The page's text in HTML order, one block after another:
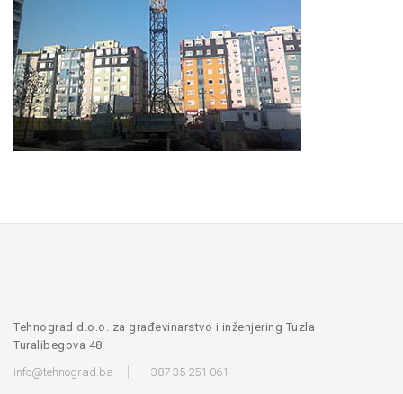
Tehnograd d.o.o. za građevinarstvo i inženjering Tuzla
Turalibegova 48
info@tehnograd.ba
+387 35 251 061